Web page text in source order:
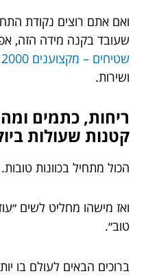
ואם אתם רוצים נקודת
שעובד בקנה מידה הזה,
שטיחים – מקצוענים 2000
ושירות.
קטנות שעולות
הכול מתחיל בכוונות טובות.
ואז מישהו מחליט לשים
טוב״.
ברוכים הבאים לעולם בו